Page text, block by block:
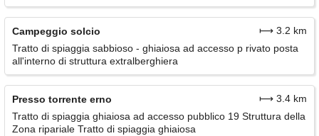
Campeggio solcio
⟼ 3.2 km
Tratto di spiaggia sabbioso - ghiaiosa ad accesso p rivato posta
all'interno di struttura extralberghiera
Presso torrente erno
⟼ 3.4 km
Tratto di spiaggia ghiaiosa ad accesso pubblico 19 Struttura della
Zona ripariale Tratto di spiaggia ghiaiosa